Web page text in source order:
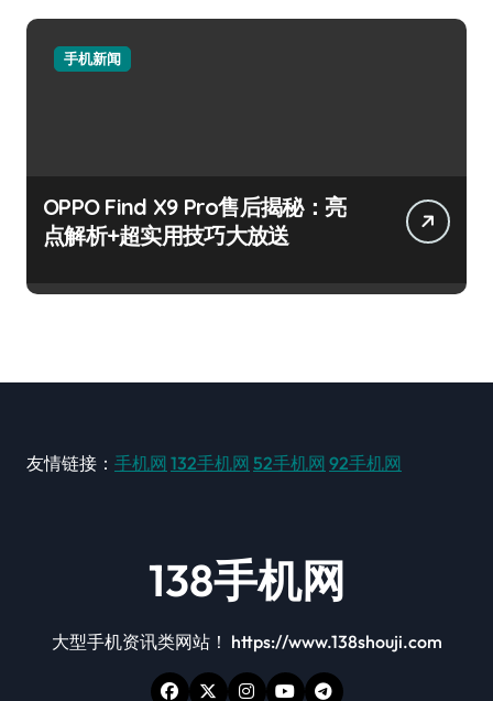
手机新闻
OPPO Find X9 Pro售后揭秘：亮
点解析+超实用技巧大放送
友情链接： 手机网 132手机网 52手机网 92手机网
138手机网
大型手机资讯类网站！ https://www.138shouji.com